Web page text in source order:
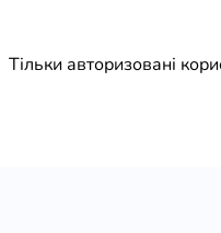
Тільки авторизовані